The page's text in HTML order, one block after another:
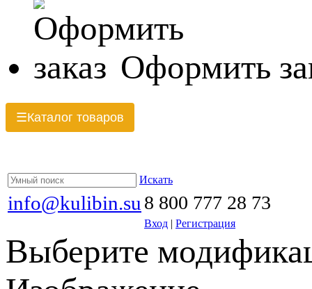
Оформить
☰Каталог товаров
Искать
info@kulibin.su 8 800 777 28 73
Вход | Регистрация
Выберите